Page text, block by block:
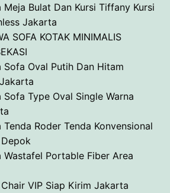
Meja Bulat Dan Kursi Tiffany Kursi
Jakarta
SOFA KOTAK MINIMALIS
Sofa Oval Putih Dan Hitam
Sofa Type Oval Single Warna
Tenda Roder Tenda Konvensional
Wastafel Portable Fiber Area
VIP Siap Kirim Jakarta